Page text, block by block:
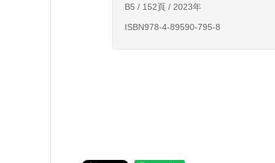
B5 / 152頁 / 2023年
ISBN978-4-89590-795-8